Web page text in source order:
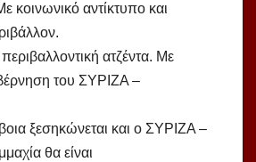
κοινωνικό αντίκτυπο και
ατζέντα. Με
του ΣΥΡΙΖΑ –
ξεσηκώνεται και ο ΣΥΡΙΖΑ –
θα είναι